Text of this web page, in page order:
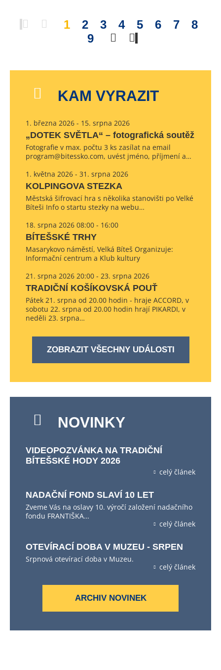
1 2 3 4 5 6 7
8
9
KAM VYRAZIT
1. března 2026 - 15. srpna 2026
„DOTEK SVĚTLA“ – fotografická soutěž
Fotografie v max. počtu 3 ks zasílat na email
program@bitessko.com, uvést jméno, příjmení a…
1. května 2026 - 31. srpna 2026
KOLPINGOVA STEZKA
Městská šifrovací hra s několika stanovišti po Velké
Bíteši Info o startu stezky na webu…
18. srpna 2026 08:00 - 16:00
BÍTEŠSKÉ TRHY
Masarykovo náměstí, Velká Bíteš Organizuje:
Informační centrum a Klub kultury
21. srpna 2026 20:00 - 23. srpna 2026
TRADIČNÍ KOŠÍKOVSKÁ POUŤ
Pátek 21. srpna od 20.00 hodin - hraje ACCORD, v
sobotu 22. srpna od 20.00 hodin hrají PIKARDI, v
neděli 23. srpna…
ZOBRAZIT VŠECHNY UDÁLOSTI
NOVINKY
VIDEOPOZVÁNKA NA TRADIČNÍ
BÍTEŠSKÉ HODY 2026
celý článek
NADAČNÍ FOND SLAVÍ 10 LET
Zveme Vás na oslavy 10. výročí založení nadačního
fondu FRANTIŠKA…
celý článek
OTEVÍRACÍ DOBA V MUZEU - SRPEN
Srpnová otevírací doba v Muzeu.
celý článek
ARCHIV NOVINEK